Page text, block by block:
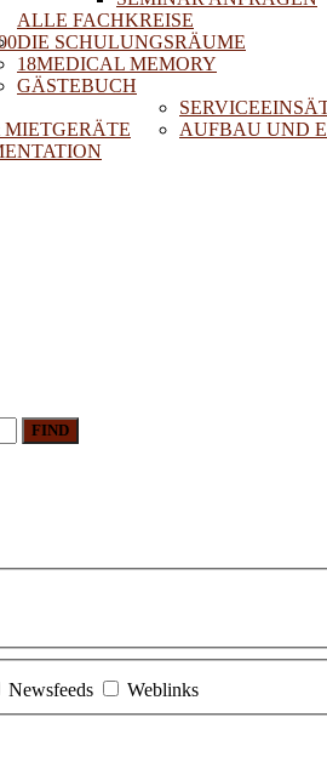
ALLE FACHKREISE
DIE SCHULUNGSRÄUME
18MEDICAL MEMORY
GÄSTEBUCH
AUFBAU UND
FIND
Newsfeeds
Weblinks